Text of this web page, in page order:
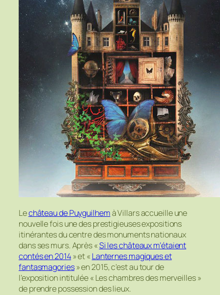
Lechâteau de Puyguilhemà Villars accueille une
nouvelle fois une des prestigieuses expositions
itinérantes du centre des monuments nationaux
dans ses murs. Après «Si les châteaux m’étaient
contés en 2014» et « Lanternes magiques et
fantasmagories» en 2015, c’est au tour de
l’exposition intitulée « Les chambres des merveilles »
de prendre possession des lieux.